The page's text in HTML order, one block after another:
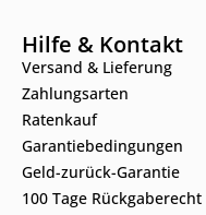
Hilfe & Kontakt
Versand & Lieferung
Zahlungsarten
Ratenkauf
Garantiebedingungen
Geld-zurück-Garantie
100 Tage Rückgaberecht